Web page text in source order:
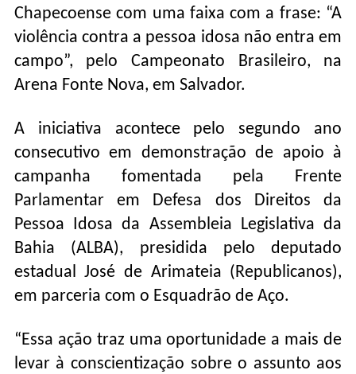
Chapecoense com uma faixa com a frase: “A
violência contra a pessoa idosa não entra em
campo”, pelo Campeonato Brasileiro, na
Arena Fonte Nova, em Salvador.
A iniciativa acontece pelo segundo ano
consecutivo em demonstração de apoio à
campanha fomentada pela Frente
Parlamentar em Defesa dos Direitos da
Pessoa Idosa da Assembleia Legislativa da
Bahia (ALBA), presidida pelo deputado
estadual José de Arimateia (Republicanos),
em parceria com o Esquadrão de Aço.
“Essa ação traz uma oportunidade a mais de
levar à conscientização sobre o assunto aos